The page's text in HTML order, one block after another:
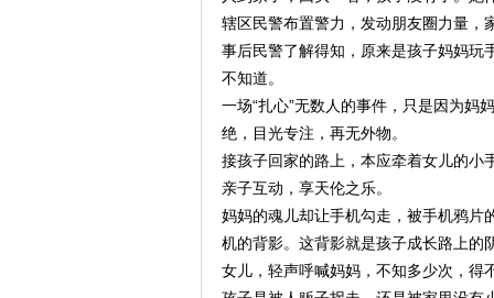
辖区民警布置警力，发动朋友圈力量，
事后民警了解得知，原来是孩子妈妈玩
不知道。
一场“扎心”无数人的事件，只是因为妈
绝，目光专注，再无外物。
接孩子回家的路上，本应牵着女儿的小
亲子互动，享天伦之乐。
妈妈的魂儿却让手机勾走，被手机鸦片
机的背影。这背影就是孩子成长路上的
女儿，轻声呼喊妈妈，不知多少次，得